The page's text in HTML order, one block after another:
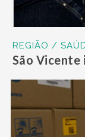
REGIÃO /
São Vicente